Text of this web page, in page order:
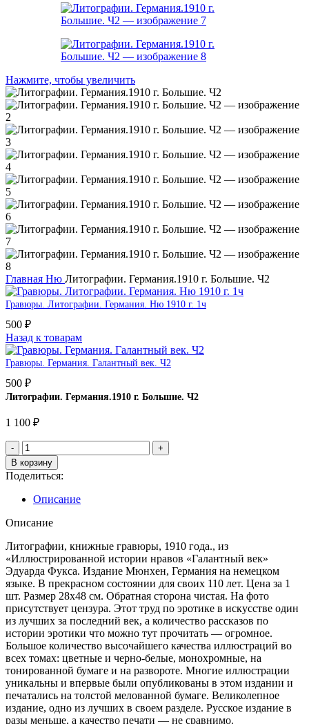
Нажмите, чтобы увеличить
Главная Ню Литографии. Германия.1910 г. Большие. Ч2
Гравюры. Литографии. Германия. Ню 1910 г. 1ч
500 ₽
Назад к товарам
Гравюры. Германия. Галантный век. Ч2
500 ₽
Литографии. Германия.1910 г. Большие. Ч2
1 100 ₽
В корзину
Поделиться:
Описание
Описание
Литографии, книжные гравюры, 1910 года., из
«Иллюстрированной истории нравов «Галантный век»
Эдуарда Фукса. Издание Мюнхен, Германия на немецком
языке. В прекрасном состоянии для своих 110 лет. Цена за 1
шт. Размер 28х48 см. Обратная сторона чистая. На фото
присутствует цензура. Этот труд по эротике в искусстве один
из лучших за последний век, а количество рассказов по
истории эротики что можно тут прочитать — огромное.
Большое количество высочайшего качества иллюстраций во
всех томах: цветные и черно-белые, монохромные, на
тонированной бумаге и на развороте. Многие иллюстрации
уникальны и впервые были опубликованы в этом издании и
печатались на толстой мелованной бумаге. Великолепное
издание, одно из лучших в своем разделе. Русское издание в
разы меньше, а качество печати — не сравнимо.